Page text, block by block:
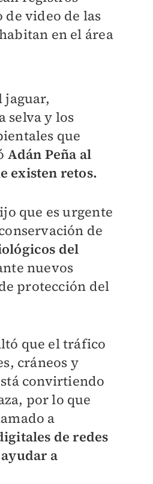
video de las
en el área
jaguar,
selva y los
que
Adán Peña al
existen retos.
que es urgente
de
del
nuevos
protección del
que el tráfico
cráneos y
convirtiendo
por lo que
a
de redes
a